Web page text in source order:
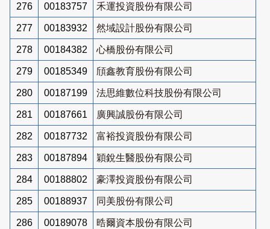
276 00183757 禾運投資股份有限公司
277 00183932 然域設計股份有限公司
278 00184382 心橋股份有限公司
279 00185349 頎鑫教育股份有限公司
280 00187199 法思維數位科技股份有限公司
281 00187661 廣興誠股份有限公司
282 00187732 富裕投資股份有限公司
283 00187894 穎銳生醫股份有限公司
284 00188802 豪澤投資股份有限公司
285 00188937 同美股份有限公司
286 00189078 晧爾資本股份有限公司